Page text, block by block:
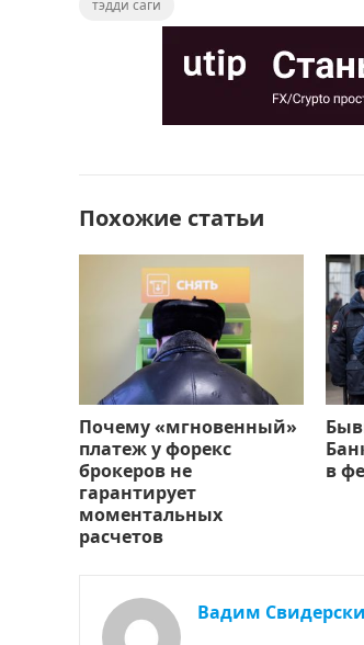
b d а
т
тэдди саги
Похожие статьи
Почему «мгновенный»
платеж у форекс
брокеров не
гарантирует
моментальных
расчетов
в
Вадим